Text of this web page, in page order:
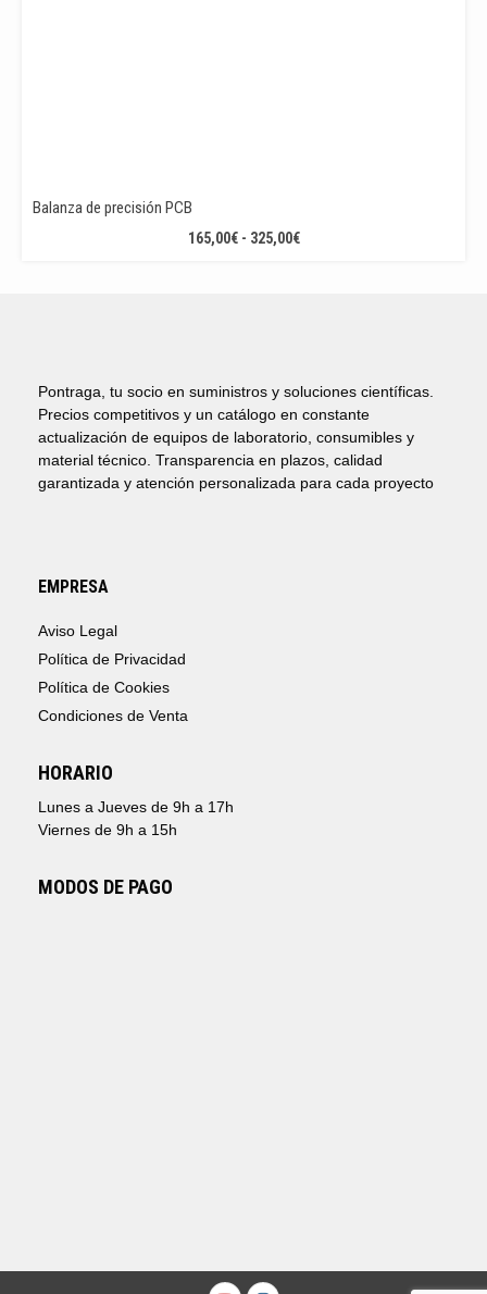
Balanza de precisión PCB
165,00€ - 325,00€RANGO
Pontraga, tu socio en suministros y soluciones científicas.
Precios competitivos y un catálogo en constante
actualización de equipos de laboratorio, consumibles y
material técnico. Transparencia en plazos, calidad
garantizada y atención personalizada para cada proyecto
EMPRESA
Aviso Legal
Política de Privacidad
Política de Cookies
Condiciones de Venta
HORARIO
Lunes a Jueves de 9h a 17h
Viernes de 9h a 15h
MODOS DE PAGO